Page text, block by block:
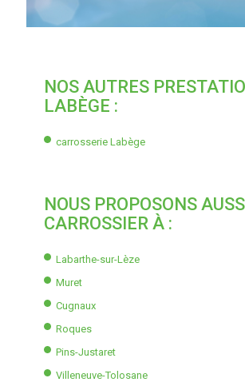
NOS AUTRES
LABÈGE :
carrosserie Labège
NOUS PROPOSONS
CARROSSIER À :
Labarthe-sur-Lèze
Muret
Cugnaux
Roques
Pins-Justaret
Villeneuve-Tolosane